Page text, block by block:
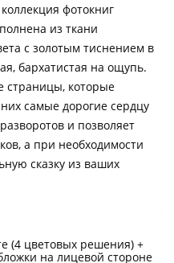
фотокниг
из ткани
с золотым тиснением в
бархатистая на ощупь.
страницы, которые
самые дорогие сердцу
и позволяет
а при необходимости
сказку из ваших
(4 цветовых решения) +
на лицевой стороне